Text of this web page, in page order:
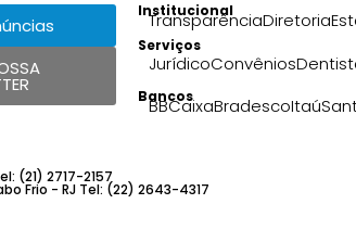
Institucional
TransparênciaDiretoria
Serviços
JurídicoConvênios
Bancos
BBCaixaBradescoItaú
(21) 2717-2157
Frio - RJ Tel: (22) 2643-4317